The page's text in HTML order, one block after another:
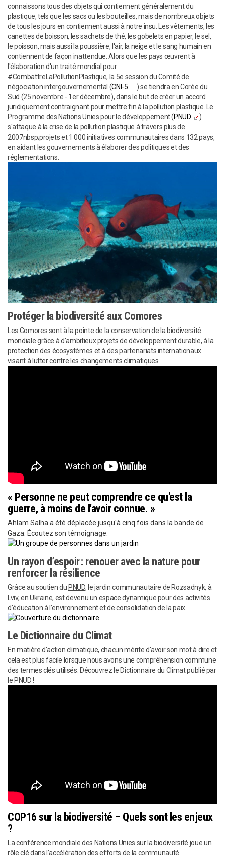
connaissons tous des objets qui contiennent généralement du
plastique, tels que les sacs ou les bouteilles, mais de nombreux objets
de tous les jours en contiennent aussi à notre insu. Les vêtements, les
canettes de boisson, les sachets de thé, les gobelets en papier, le sel,
le poisson, mais aussi la poussière, l'air, la neige et le sang humain en
contiennent de façon inattendue. Alors que les pays œuvrent à
l'élaboration d'un traité mondial pour
#CombattreLaPollutionPlastique, la 5e session du Comité de
négociation intergouvernemental (CNI-5
) se tiendra en Corée du
Sud (25 novembre - 1er décembre), dans le but de créer un accord
juridiquement contraignant pour mettre fin à la pollution plastique. Le
Programme des Nations Unies pour le développement (PNUD
)
s'attaque à la crise de la pollution plastique à travers plus de
2007nbsp;projets et 1 000 initiatives communautaires dans 132 pays,
en aidant les gouvernements à élaborer des politiques et des
réglementations.
Protéger la biodiversité aux Comores
Les Comores sont à la pointe de la conservation de la biodiversité
mondiale grâce à d'ambitieux projets de développement durable, à la
protection des écosystèmes et à des partenariats internationaux
visant à lutter contre les changements climatiques.
« Personne ne peut comprendre ce qu'est la
guerre, à moins de l'avoir connue. »
Ahlam Salha a été déplacée jusqu'à cinq fois dans la bande de
Gaza. Écoutez son témoignage.
Un rayon d’espoir : renouer avec la nature pour
renforcer la résilience
Grâce au soutien du PNUD, le jardin communautaire de Rozsadnyk, à
Lviv, en Ukraine, est devenu un espace dynamique pour des activités
d’éducation à l’environnement et de consolidation de la paix.
Le Dictionnaire du Climat
En matière d'action climatique, chacun mérite d'avoir son mot à dire et
cela est plus facile lorsque nous avons une compréhension commune
des termes clés utilisés. Découvrez le Dictionnaire du Climat publié par
le PNUD!
COP16 sur la biodiversité – Quels sont les enjeux
?
La conférence mondiale des Nations Unies sur la biodiversité joue un
rôle clé dans l’accélération des efforts de la communauté